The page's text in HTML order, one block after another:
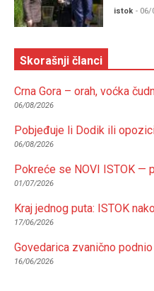
istok - 06/
Skorašnji članci
Crna Gora – orah, voćka
06/08/2026
Pobjeđuje li Dodik ili
06/08/2026
Pokreće se NOVI ISTOK —
01/07/2026
Kraj jednog puta: ISTOK
17/06/2026
Govedarica zvanično
16/06/2026